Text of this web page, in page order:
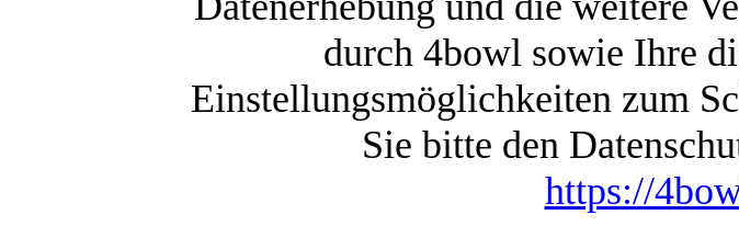
durch 4bowl sowie Ihre
Einstellungsmöglichkeiten zum
Sie bitte den
https://